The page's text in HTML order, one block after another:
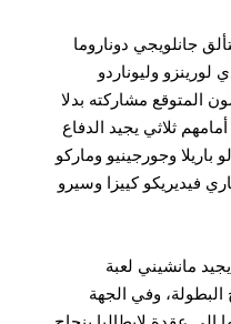
دوناروما
مشاركته بدلا
يجيد الدفاع
وماركو
كييزا وسيرو
لعبة
وفي الجهة